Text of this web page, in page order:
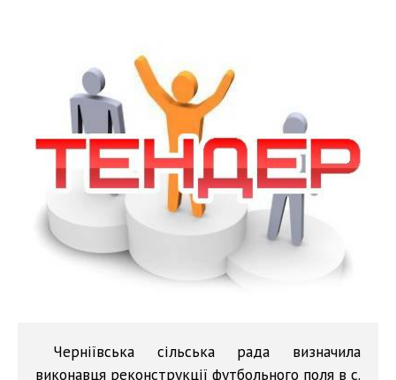
Черніївська сільська рада визначила
виконавця реконструкції футбольного поля в с.